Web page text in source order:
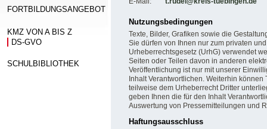
FORTBILDUNGSANGEBOT
KMZ VON A BIS Z
DS-GVO
SCHULBIBLIOTHEK
Nutzungsbedingungen
Texte, Bilder, Grafiken sowie die
Sie dürfen von Ihnen nur zum privaten
Urheberrechtsgesetz (UrhG) verwendet
Seiten oder Teilen davon in anderen
Veröffentlichung ist nur mit unserer
Inhalt Verantwortlichen. Weiterhin
teilweise dem Urheberrecht Dritter
geben Ihnen die für den Inhalt
Auswertung von Pressemitteilungen und
Haftungsausschluss